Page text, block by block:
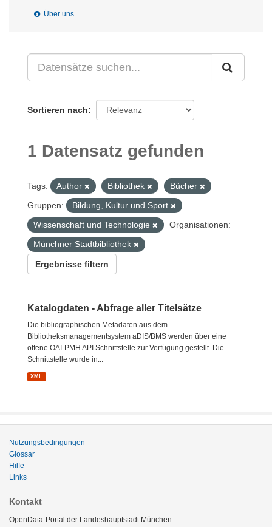
Über uns
Sortieren nach
1 Datensatz gefunden
Tags: Author Bibliothek
Bücher
Gruppen:
Bildung, Kultur und Sport
Wissenschaft und Technologie
Organisationen:
Münchner Stadtbibliothek
Ergebnisse filtern
Katalogdaten - Abfrage aller Titelsätze
Die bibliographischen Metadaten aus dem
Bibliotheksmanagementsystem aDIS/BMS werden über eine
offene OAI-PMH API Schnittstelle zur Verfügung gestellt. Die
Schnittstelle wurde in...
XML
Nutzungsbedingungen
Glossar
Hilfe
Links
Kontakt
OpenData-Portal der Landeshauptstadt München